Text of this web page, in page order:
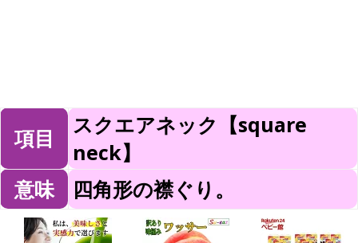
項目
スクエアネック【square
neck】
意味
四角形の襟ぐり。